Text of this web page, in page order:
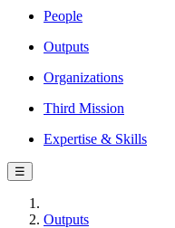
People
Outputs
Organizations
Third Mission
Expertise & Skills
☰
Outputs